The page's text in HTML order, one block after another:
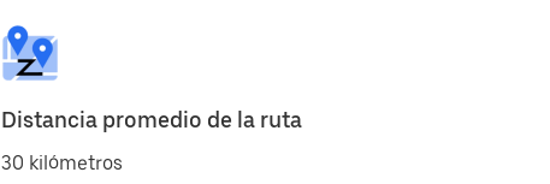
Distancia promedio de la ruta
30 kilómetros